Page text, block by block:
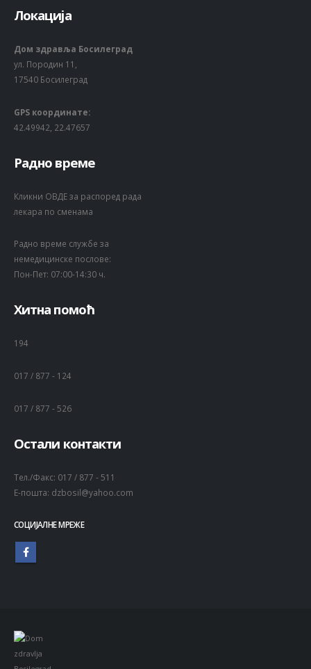
Локација
Дом здравља Босилеград
ул. Породин 11,
17540 Босилеград
GPS координате:
42.49942, 22.47657
Радно време
Кликни ОВДЕ за распоред рада
лекара по сменама
Радно време службе за
немедицинске послове:
Пон-Пет: 07:00-14:30 ч.
Хитна помоћ
194
017 / 877 - 124
017 / 877 - 526
Остали контакти
Тел./Факс: 017 / 877 - 511
Е-пошта: dzbosil@yahoo.com
СОЦИЈАЛНЕ МРЕЖЕ